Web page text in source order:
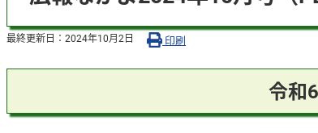
最終更新日： 2024年10月2日 印刷
令和